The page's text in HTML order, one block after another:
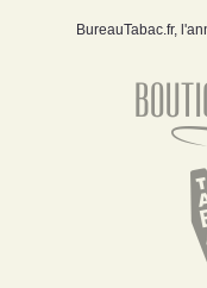
BureauTabac.fr,